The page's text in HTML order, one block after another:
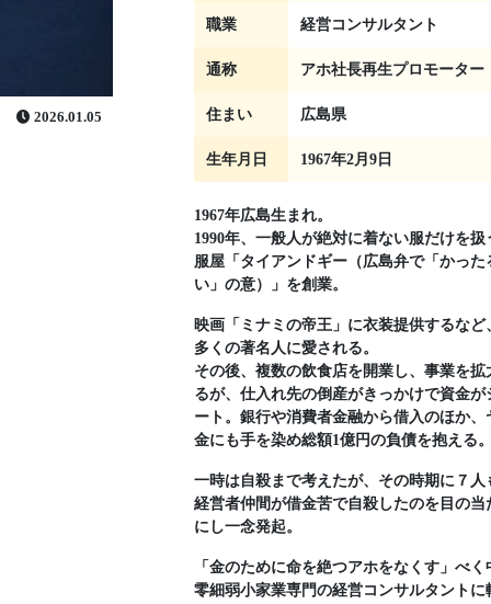
2026.01.05
職業 経営コンサルタント
通称 アホ社長再生プロモーター
住まい 広島県
生年月日 1967年2月9日
1967年広島生まれ。
1990年、一般人が絶対に着ない服だけを扱
服屋「タイアンドギー（広島弁で「かった
い」の意）」を創業。
映画「ミナミの帝王」に衣装提供するなど
多くの著名人に愛される。
その後、複数の飲食店を開業し、事業を拡
るが、仕入れ先の倒産がきっかけで資金が
ート。銀行や消費者金融から借入のほか、
金にも手を染め総額1億円の負債を抱える
一時は自殺まで考えたが、その時期に７人
経営者仲間が借金苦で自殺したのを目の当
にし一念発起。
「金のために命を絶つアホをなくす」べく
零細弱小家業専門の経営コンサルタントに